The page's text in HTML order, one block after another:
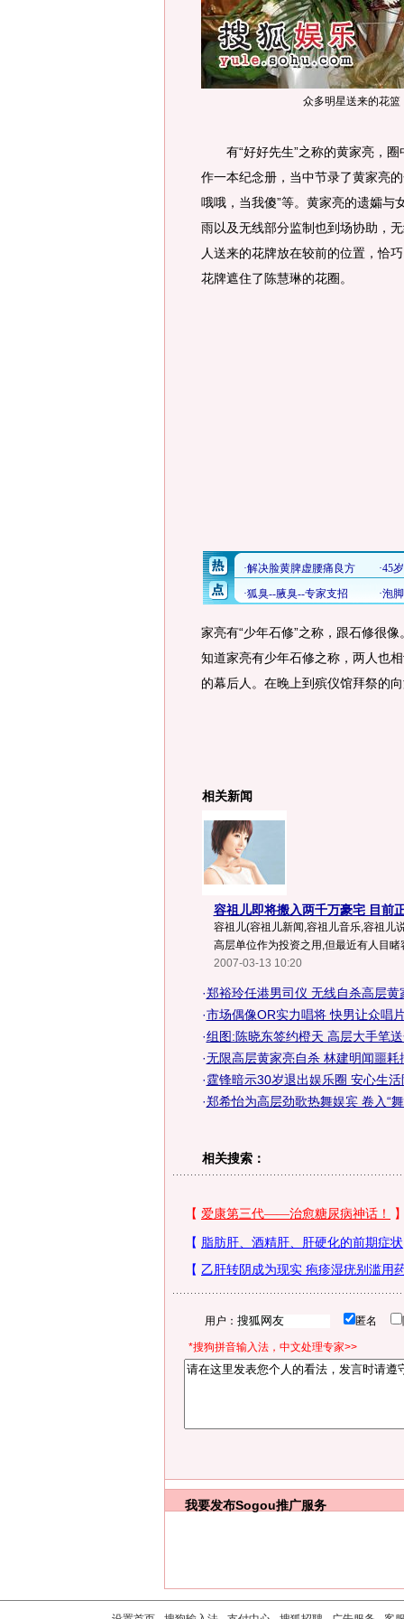
众多明星送来的花篮
有“好好先生”之称的黄家亮，圈
作一本纪念册，当中节录了黄家亮
哦哦，当我傻”等。黄家亮的遗孀与
雨以及无线部分监制也到场协助，
人送来的花牌放在较前的位置，恰
花牌遮住了陈慧琳的花圈。
家亮有“少年石修”之称，跟石修很
知道家亮有少年石修之称，两人也
的幕后人。在晚上到殡仪馆拜祭的
相关新闻
容祖儿即将搬入两千万豪宅 目前
容祖儿(容祖儿新闻,容祖儿音乐,容祖儿
高层单位作为投资之用,但最近有人目
2007-03-13 10:20
·郑裕玲任港男司仪 无线自杀高层黄
·市场偶像OR实力唱将 快男让众唱
·组图:陈晓东签约橙天 高层大手笔
·无限高层黄家亮自杀 林建明闻噩耗
·霆锋暗示30岁退出娱乐圈 安心生
·郑希怡为高层劲歌热舞娱宾 卷入“
相关搜索：
用户： 匿名
*搜狗拼音输入法，中文处理专家>>
我要发布Sogou推广服务